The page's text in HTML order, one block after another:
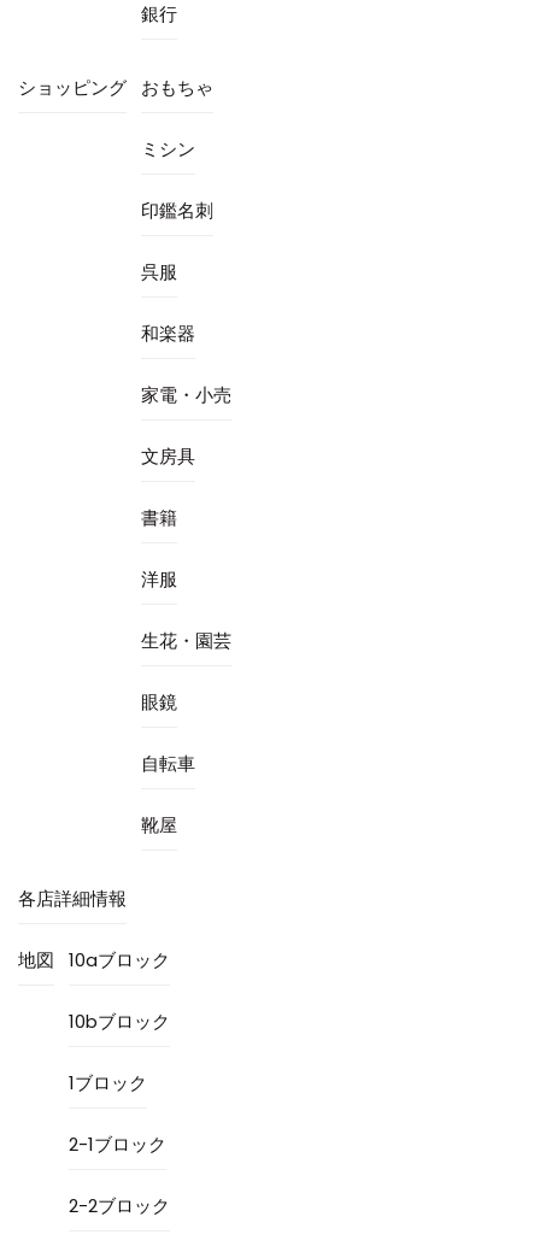
銀行
ショッピング おもちゃ
ミシン
印鑑名刺
呉服
和楽器
家電・小売
文房具
書籍
洋服
生花・園芸
眼鏡
自転車
靴屋
各店詳細情報
地図 10aブロック
10bブロック
1ブロック
2-1ブロック
2-2ブロック